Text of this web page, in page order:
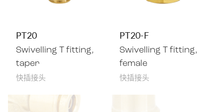
PT20
Swivelling T fitting,
taper
快插接头
PT20-F
Swivelling T fitting,
female
快插接头